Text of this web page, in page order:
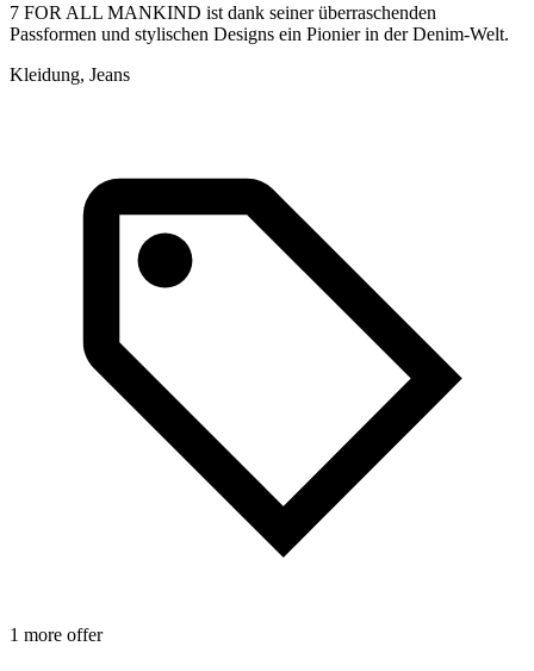
7 FOR ALL MANKIND ist dank seiner überraschenden
Passformen und stylischen Designs ein Pionier in der Denim-Welt.
Kleidung, Jeans
1 more offer